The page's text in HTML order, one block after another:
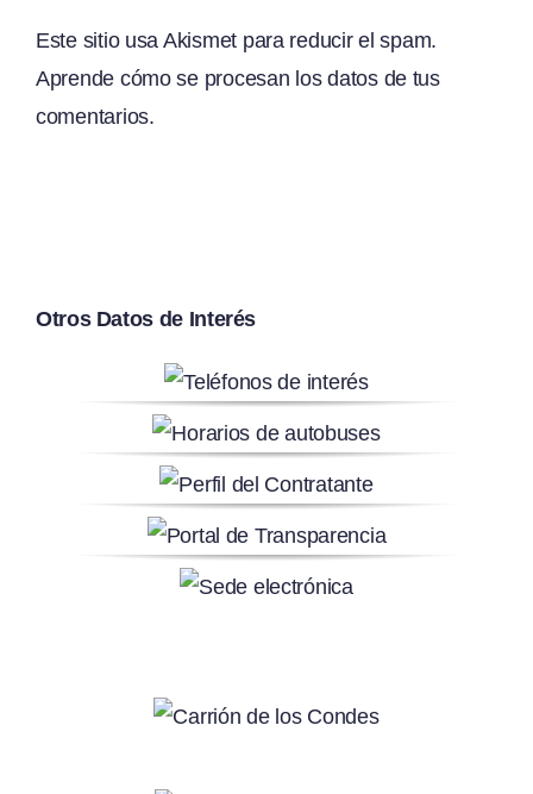
Este sitio usa Akismet para reducir el spam.
Aprende cómo se procesan los datos de tus
comentarios.
Otros Datos de Interés